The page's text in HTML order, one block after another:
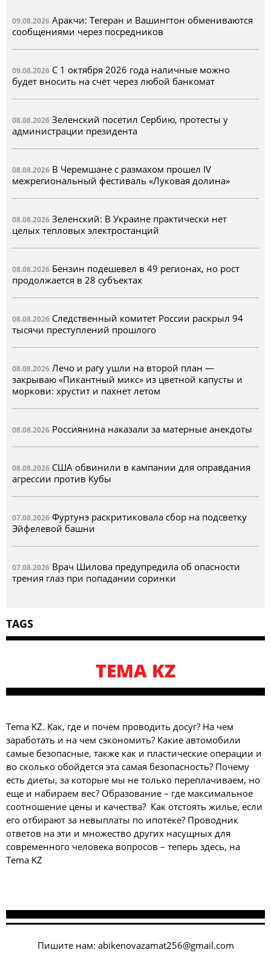
09.08.2026 Аракчи: Тегеран и Вашингтон обмениваются
сообщениями через посредников
09.08.2026 С 1 октября 2026 года наличные можно
будет вносить на счёт через любой банкомат
08.08.2026 Зеленский посетил Сербию, протесты у
администрации президента
08.08.2026 В Черемшане с размахом прошел IV
межрегиональный фестиваль «Луковая долина»
08.08.2026 Зеленский: В Украине практически нет
целых тепловых электростанций
08.08.2026 Бензин подешевел в 49 регионах, но рост
продолжается в 28 субъектах
08.08.2026 Следственный комитет России раскрыл 94
тысячи преступлений прошлого
08.08.2026 Лечо и рагу ушли на второй план —
закрываю «Пикантный микс» из цветной капусты и
моркови: хрустит и пахнет летом
08.08.2026 Россиянина наказали за матерные анекдоты
08.08.2026 США обвинили в кампании для оправдания
агрессии против Кубы
07.08.2026 Фуртунэ раскритиковала сбор на подсветку
Эйфелевой башни
07.08.2026 Врач Шилова предупредила об опасности
трения глаз при попадании соринки
TAGS
TEMA KZ
Tema KZ. Как, где и почем проводить досуг? На чем
заработать и на чем сэкономить? Какие автомобили
самые безопасные, также как и пластические операции и
во сколько обойдется эта самая безопасность? Почему
есть диеты, за которые мы не только переплачиваем, но
еще и набираем вес? Образование – где максимальное
соотношение цены и качества? Как отстоять жилье, если
его отбирают за невыплаты по ипотеке? Проводник
ответов на эти и множество других насущных для
современного человека вопросов – теперь здесь, на
Tema KZ
Пишите нам: abikenovazamat256@gmail.com